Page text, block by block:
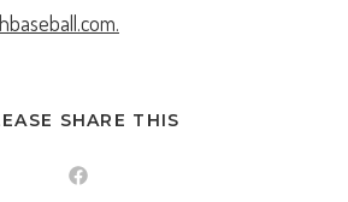
SHARE THIS
Ouvrir